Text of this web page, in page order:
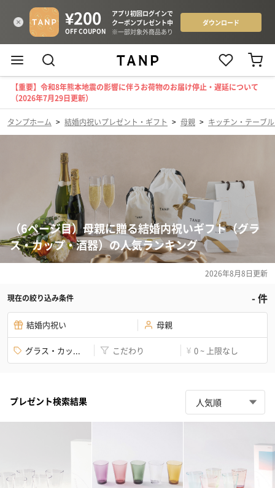
【重要】令和8年熊本地震の影響に伴うお荷物のお届け停止・遅延について
（2026年7月29日更新）
タンプホーム > 結婚内祝いプレゼント・ギフト > 母親 > キッチン・テーブ
（6ページ目）母親に贈る結婚内祝いギフト（グラ
ス・カップ・酒器）の人気ランキング
2026年8月8日更新
現在の絞り込み条件 -件
結婚内祝い 母親
グラス・カッ... こだわり ¥ 0 ~ 上限なし
プレゼント検索結果